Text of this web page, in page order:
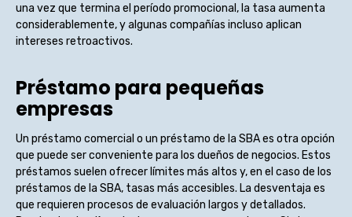
una vez que termina el período promocional, la tasa aumenta
considerablemente, y algunas compañías incluso aplican
intereses retroactivos.
Préstamo para pequeñas
empresas
Un préstamo comercial o un préstamo de la SBA es otra opción
que puede ser conveniente para los dueños de negocios. Estos
préstamos suelen ofrecer límites más altos y, en el caso de los
préstamos de la SBA, tasas más accesibles. La desventaja es
que requieren procesos de evaluación largos y detallados.